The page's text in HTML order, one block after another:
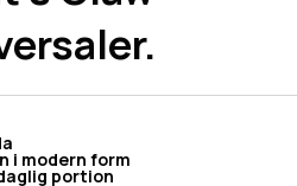
i modern form
portion